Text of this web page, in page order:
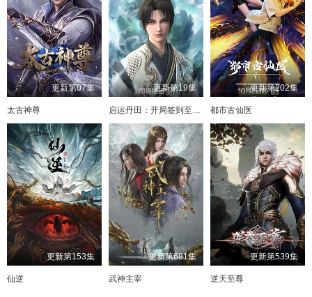
更新第07集
太古神尊
更新第19集
启运丹田：开局签到至尊丹田
更新第202集
都市古仙医
更新第153集
仙逆
更新第681集
武神主宰
更新第539集
逆天至尊